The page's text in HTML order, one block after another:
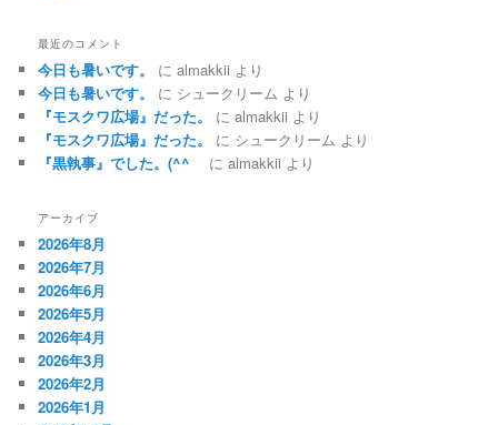
最近のコメント
今日も暑いです。 にalmakkii より
今日も暑いです。
に シュークリーム より
『モスクワ広場』だった。
にalmakkii より
『モスクワ広場』だった。
に シュークリーム より
『黒執事』でした。(^^ゞ
にalmakkii より
アーカイブ
2026年8月
2026年7月
2026年6月
2026年5月
2026年4月
2026年3月
2026年2月
2026年1月